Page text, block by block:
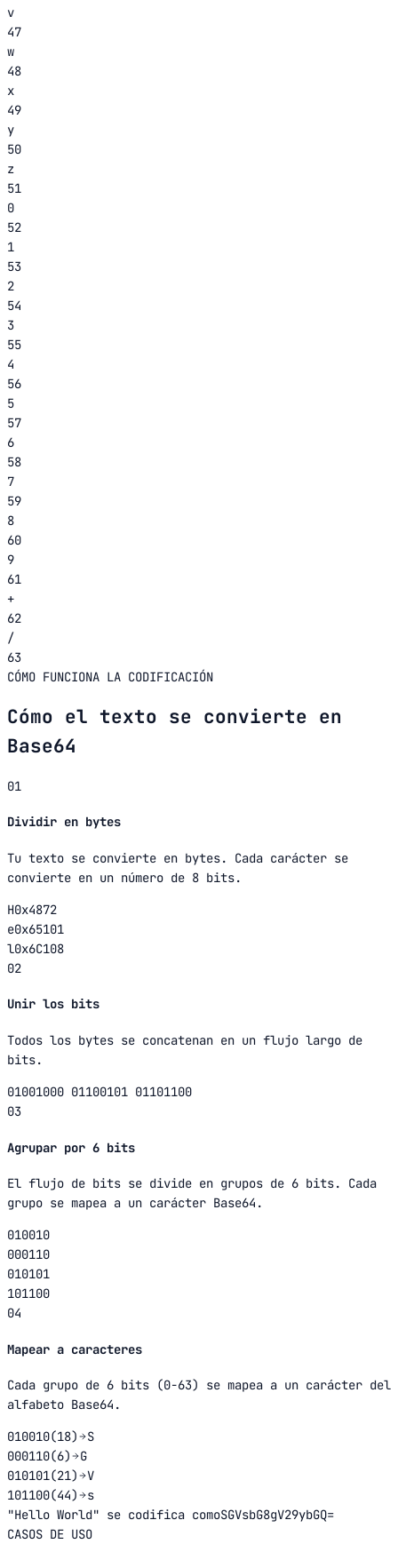
v
47
w
48
x
49
y
50
z
51
0
52
1
53
2
54
3
55
4
56
5
57
6
58
7
59
8
60
9
61
+
62
/
63
CÓMO FUNCIONA LA CODIFICACIÓN
Cómo el texto se convierte en
Base64
01
Dividir en bytes
Tu texto se convierte en bytes. Cada carácter se
convierte en un número de 8 bits.
H0x4872
e0x65101
l0x6C108
02
Unir los bits
Todos los bytes se concatenan en un flujo largo de
bits.
01001000 01100101 01101100
03
Agrupar por 6 bits
El flujo de bits se divide en grupos de 6 bits. Cada
grupo se mapea a un carácter Base64.
010010
000110
010101
101100
04
Mapear a caracteres
Cada grupo de 6 bits (0-63) se mapea a un carácter del
alfabeto Base64.
010010(18)
S
000110(6)
G
010101(21)
V
101100(44)
s
"Hello World" se codifica comoSGVsbG8gV29ybGQ=
CASOS DE USO